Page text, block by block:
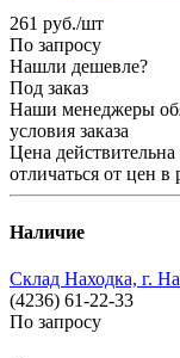
261 руб./шт
По запросу
Нашли дешевле?
Под заказ
Наши менеджеры
условия заказа
Цена
отличаться от цен
Наличие
Склад Находка, г.
(4236) 61-22-33
По запросу